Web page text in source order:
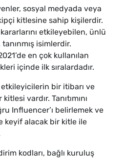
sosyal medyada veya
kitlesine sahip kişilerdir.
etkileyebilen, ünlü
isimlerdir.
en çok kullanılan
içinde ilk sıralardadır.
bir itibarı ve
vardır. Tanıtımını
Influencer’ı belirlemek ve
keyif alacak bir kitle ile
kodları, bağlı kuruluş